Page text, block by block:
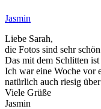
Jasmin
Liebe Sarah,
die Fotos sind sehr
Das mit dem Schlitten ist
Ich war eine Woche vor
natürlich auch riesig
Viele Grüße
Jasmin